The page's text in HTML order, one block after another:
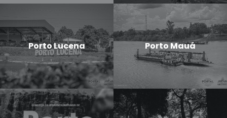
Porto Lucena Porto Mauá